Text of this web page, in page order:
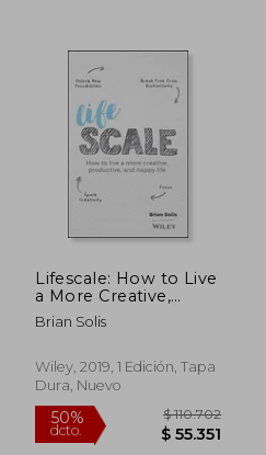
50%
dcto.
Lifescale: How to Live
a More Creative,
Productive, and
Happy Life (en
Brian Solis
Wiley, 2019, 1 Edición, Tapa
Dura, Nuevo